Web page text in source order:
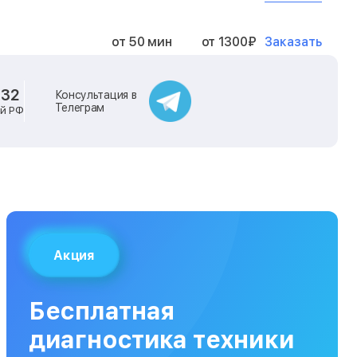
от 50 мин от 1300₽ Заказать
от 40 мин
от 40 мин
от 120 мин
РФ
Консультация в
Телеграм
Акция
Бесплатная
диагностика техники